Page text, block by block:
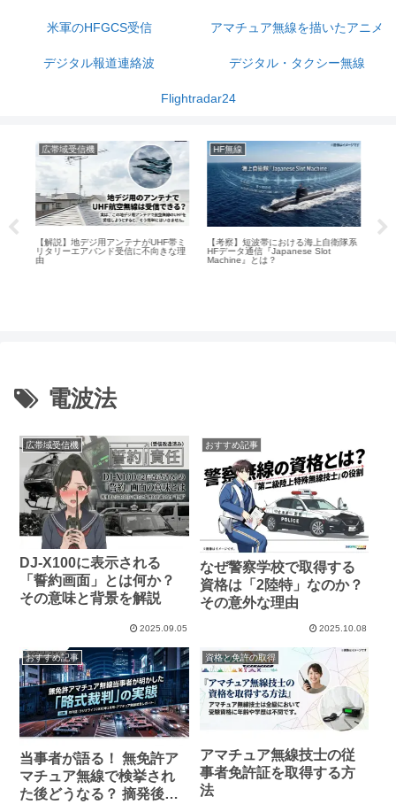
米軍のHFGCS受信 アマチュア無線を描いたアニメ
デジタル報道連絡波 デジタル・タクシー無線
Flightradar24
広帯域受信機
【解説】地デジ用アンテナがUHF帯ミ
リタリーエアバンド受信に不向きな理
由
HF無線
【考察】短波帯における海上自衛隊系
HFデータ通信『Japanese Slot
Machine』とは？
電波法
広帯域受信機
DJ-X100に表示される
「誓約画面」とは何か？
その意味と背景を解説
2025.09.05
おすすめ記事
なぜ警察学校で取得する
資格は「2陸特」なのか？
その意外な理由
2025.10.08
おすすめ記事
当事者が語る！ 無免許ア
マチュア無線で検挙され
た後どうなる？ 摘発後の
資格と免許の取得
アマチュア無線技士の従
事者免許証を取得する方
法